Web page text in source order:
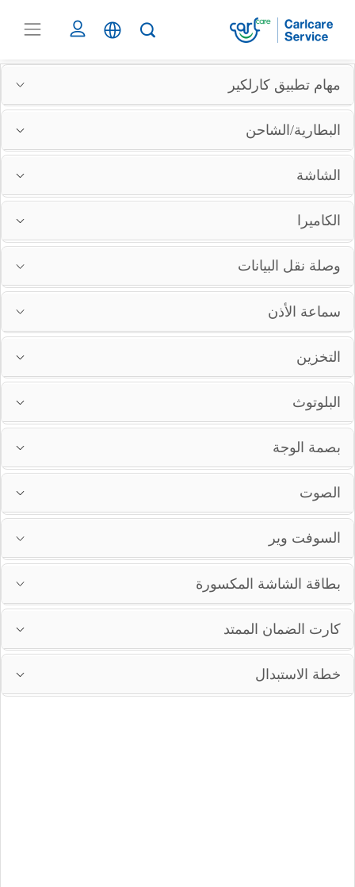
مهام تطبيق كارلكير
البطارية/الشاحن
الشاشة
الكاميرا
وصلة نقل البيانات
سماعة الأذن
التخزين
البلوتوث
بصمة الوجة
الصوت
السوفت وير
بطاقة الشاشة المكسورة
كارت الضمان الممتد
خطة الاستبدال